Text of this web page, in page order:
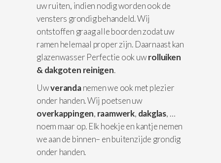
uw ruiten, indien nodig worden ook de
vensters grondig behandeld. Wij
ontstoffen graag alle boorden zodat uw
ramen helemaal proper zijn. Daarnaast kan
glazenwasser Perfectie ook uwrolluiken
& dakgoten reinigen.
Uwverandanemen we ook met plezier
onder handen. Wij poetsen uw
overkappingen, raamwerk, dakglas, …
noem maar op. Elk hoekje en kantje nemen
we aan de binnen– en buitenzijde grondig
onder handen.